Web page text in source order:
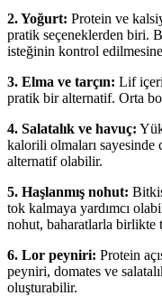
2. Yoğurt: Protein ve
pratik seçeneklerden biri.
isteğinin kontrol
3. Elma ve tarçın: Lif
pratik bir alternatif. Orta
4. Salatalık ve havuç:
kalorili olmaları sayesinde
alternatif olabilir.
5. Haşlanmış nohut:
tok kalmaya yardımcı
nohut, baharatlarla birlikte
6. Lor peyniri: Protein
peyniri, domates ve
oluşturabilir.